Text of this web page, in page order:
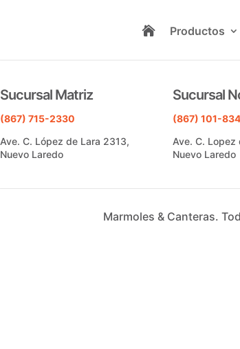
 Productos
Sucursal Matriz
(867) 715-2330
Ave. C. López de Lara 2313,
Nuevo Laredo
Sucursal
(867) 101-
Ave. C.
Nuevo Laredo
Marmoles & Canteras.